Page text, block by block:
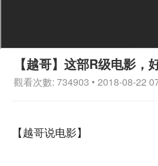
【越哥】这部R级电影，
觀看次數: 734903 • 2018-08-22
【越哥说电影】